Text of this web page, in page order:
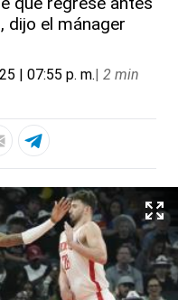
dijo el mánager
| 07:55 p. m.| 2 min